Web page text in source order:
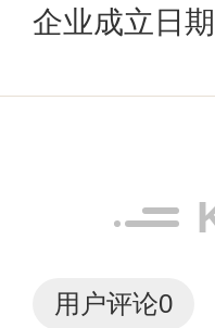
企业成立日
用户评论0